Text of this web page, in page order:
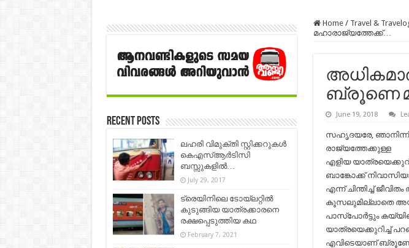
Home / Travel &
മഹാരാജ്യത്തേക്ക്…
ബ്രൂണെ
June 19, 2018
സഹൃദയരേ,
രാജ്യത്തേക്കുള്ള
എളിയ
ബാങ്കോക്ക്
എന്ന് ചിന്തിച്ച്
കൂസലുമില്ലാതെ
പാസ്‌പോർട്ടും
യാത്രയെക്കുറിച്ച്
എവിടെയാണ്
Recent Posts
ലഹരി വിമുക്തി സ്റ്റിക്കറുകള്‍
കെഎസ്ആര്‍ടിസി
ബസ്സുകളില്‍…
July 29, 2017
ട്രെയിനിലെ ടോയ്‌ലറ്റിൽ
കുടുങ്ങിയ യാത്രക്കാരനെ
രക്ഷപ്പെടുത്തിയ കഥ
February 7, 2021